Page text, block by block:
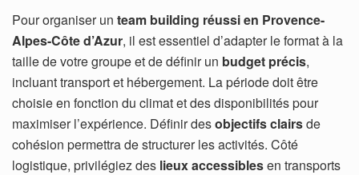
Pour organiser un team building réussi en Provence-
Alpes-Côte d’Azur, il est essentiel d’adapter le format à la
taille de votre groupe et de définir un budget précis,
incluant transport et hébergement. La période doit être
choisie en fonction du climat et des disponibilités pour
maximiser l’expérience. Définir desobjectifs clairsde
cohésion permettra de structurer les activités. Côté
logistique, privilégiez des lieux accessiblesen transports